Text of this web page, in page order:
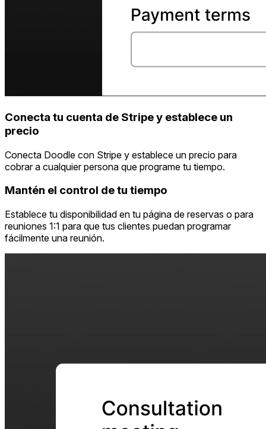
Conecta tu cuenta de Stripe y establece un
precio
Conecta Doodle con Stripe y establece un precio para
cobrar a cualquier persona que programe tu tiempo.
Mantén el control de tu tiempo
Establece tu disponibilidad en tu página de reservas o para
reuniones 1:1 para que tus clientes puedan programar
fácilmente una reunión.